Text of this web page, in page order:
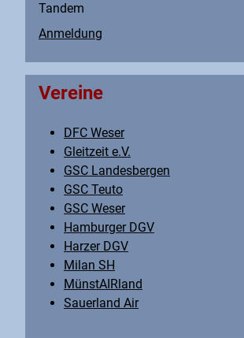
Tandem
Anmeldung
Vereine
DFC Weser
Gleitzeit e.V.
GSC Landesbergen
GSC Teuto
GSC Weser
Hamburger DGV
Harzer DGV
Milan SH
MünstAIRland
Sauerland Air